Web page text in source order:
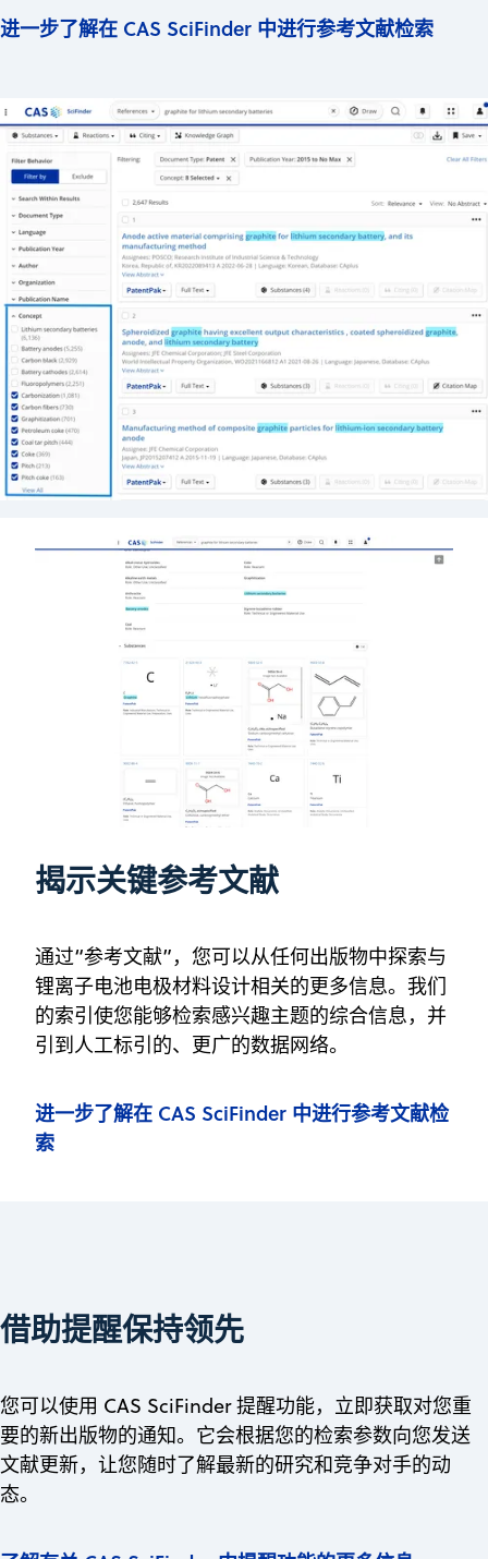
进一步了解在 CAS SciFinder 中进行参考文献检索
揭示关键参考文献
通过“参考文献”，您可以从任何出版物中探索与
锂离子电池电极材料设计相关的更多信息。我们
的索引使您能够检索感兴趣主题的综合信息，并
引到人工标引的、更广的数据网络。
进一步了解在 CAS SciFinder 中进行参考文献检
索
借助提醒保持领先
您可以使用 CAS SciFinder 提醒功能，立即获取对您重
要的新出版物的通知。它会根据您的检索参数向您发送
文献更新，让您随时了解最新的研究和竞争对手的动
态。